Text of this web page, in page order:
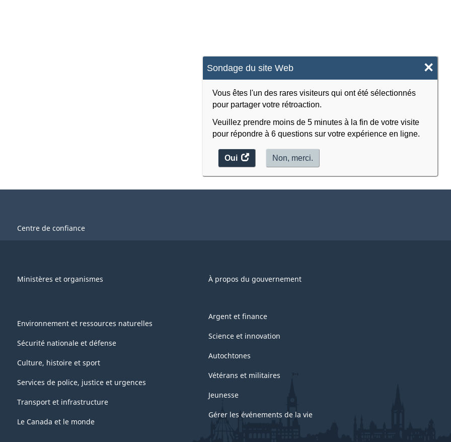
Sondage du site Web ×
Vous êtes l'un des rares visiteurs qui ont été sélectionnés
pour partager votre rétroaction.
Veuillez prendre moins de 5 minutes à la fin de votre visite
pour répondre à 6 questions sur votre expérience en ligne.
Oui
accéder
au
Non, merci.
Centre de confiance
Ministères et organismes À propos du gouvernement
Environnement et ressources naturelles
Sécurité nationale et défense
Culture, histoire et sport
Services de police, justice et urgences
Transport et infrastructure
Le Canada et le monde
Argent et finance
Science et innovation
Autochtones
Vétérans et militaires
Jeunesse
Gérer les événements de la vie